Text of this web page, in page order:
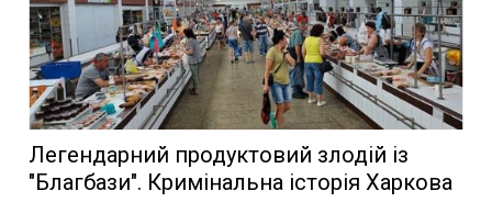
Легендарний продуктовий злодій із
"Благбази". Кримінальна історія Харкова